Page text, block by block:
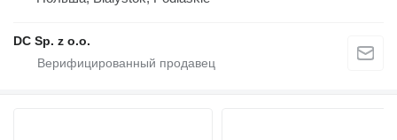
DC Sp. z o.o.